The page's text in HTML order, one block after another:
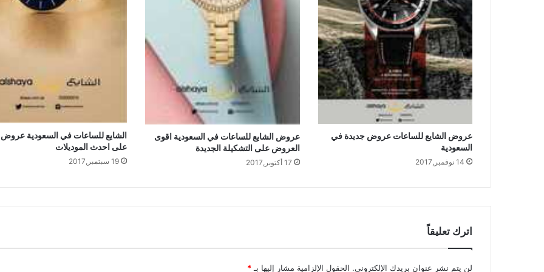
عروض الشايع للساعات عروض جديدة في
السعودية
14 نوفمبر,2017
عروض الشايع للساعات في السعودية اقوى
العروض على التشكيلة الجديدة
17 أكتوبر,2017
الشايع للساعات في السعودية
على احدث الموديلات
19 سبتمبر,2017
اترك تعليقاً
لن يتم نشر عنوان بريدك الإلكتروني. الحقول الإلزامية مشار إليها بـ*